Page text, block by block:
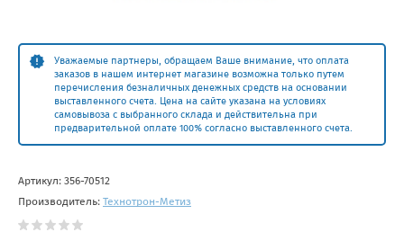
Уважаемые партнеры, обращаем Ваше внимание, что оплата
заказов в нашем интернет магазине возможна только путем
перечисления безналичных денежных средств на основании
выставленного счета. Цена на сайте указана на условиях
самовывоза с выбранного склада и действительна при
предварительной оплате 100% согласно выставленного счета.
Артикул: 356-70512
Производитель: Технотрон-Метиз